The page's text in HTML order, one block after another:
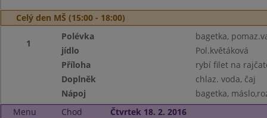
Celý den MŠ (15:00 - 18:00)
1
Polévka
bagetka,
jídlo
Pol.květáková
Příloha
rybí filet na
Doplněk
chlaz. voda, čaj
Nápoj
bagetka,
Menu
Chod
Čtvrtek 18. 2. 2016